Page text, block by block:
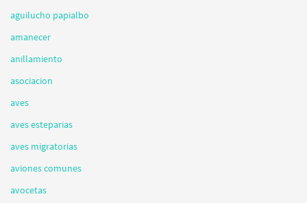
aguilucho papialbo
amanecer
anillamiento
asociacion
aves
aves esteparias
aves migratorias
aviones comunes
avocetas